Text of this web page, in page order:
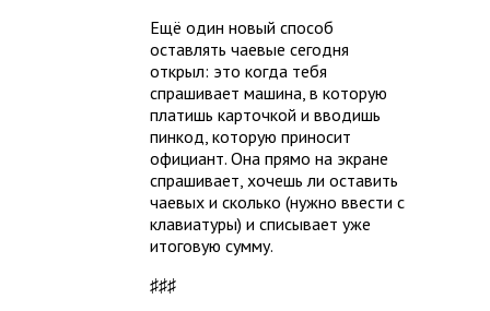
Ещё один новый способ
оставлять чаевые сегодня
открыл: это когда тебя
спрашивает машина, в которую
платишь карточкой и вводишь
пинкод, которую приносит
официант. Она прямо на экране
спрашивает, хочешь ли оставить
чаевых и сколько (нужно ввести с
клавиатуры) и списывает уже
итоговую сумму.
♯♯♯